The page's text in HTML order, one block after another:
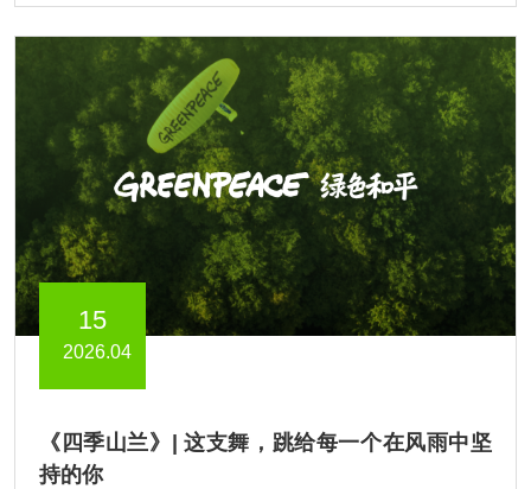
15
2026.04
《四季山兰》| 这支舞，跳给每一个在风雨中坚
持的你